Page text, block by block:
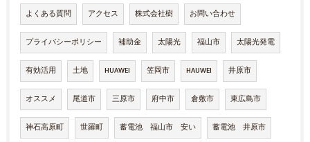
よくある質問 アクセス 株式会社樹 お問い合わせ
プライバシーポリシー 補助金 太陽光 福山市 太陽光発電
有効活用 土地 HUAWEI 笠岡市 HAUWEI 井原市
オススメ 尾道市 三原市 府中市 倉敷市 東広島市
神石高原町 世羅町 蓄電池 福山市 安い 蓄電池 井原市